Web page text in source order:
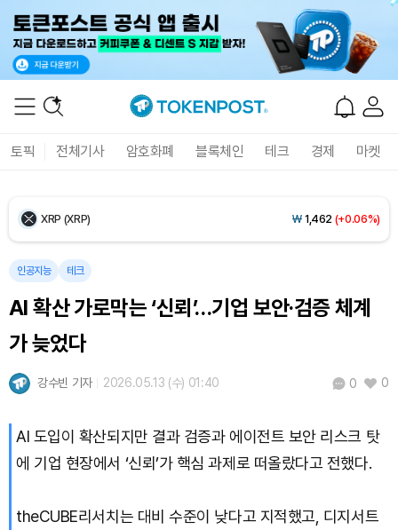
토픽 전체기사 암호화폐 블록체인 테크 경제 마켓
Ethereum (ETH) ₩2,703,715(-0.47%)
XRP (XRP) ₩ 1,462 (+0.06%)
Solana (SOL)
TRON (TRX) ₩462.9 (+0.33%)
Hyperliquid (HYPE)
Bitcoin (BTC) ₩91,499,815(-0.24%)
인공지능 테크
AI 확산 가로막는 ‘신뢰’…기업 보안·검증 체계
가 늦었다
강수빈 기자 2026.05.13 (수) 01:40 0 0
AI 도입이 확산되지만 결과 검증과 에이전트 보안 리스크 탓
에 기업 현장에서 ‘신뢰’가 핵심 과제로 떠올랐다고 전했다.
theCUBE리서치는 대비 수준이 낮다고 지적했고, 디지서트